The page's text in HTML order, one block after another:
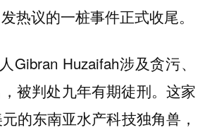
热议的一桩事件正式收尾。
Gibran Huzaifah涉及贪污、
被判处九年有期徒刑。这家
的东南亚水产科技独角兽，